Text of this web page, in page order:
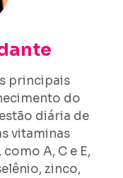
principais
do
diária de
vitaminas
A, C e E,
zinco,